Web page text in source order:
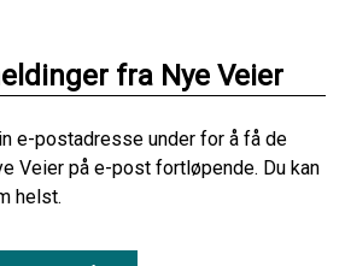
fra Nye Veier
e-postadresse under for å få de
Veier på e-post fortløpende. Du kan
helst.